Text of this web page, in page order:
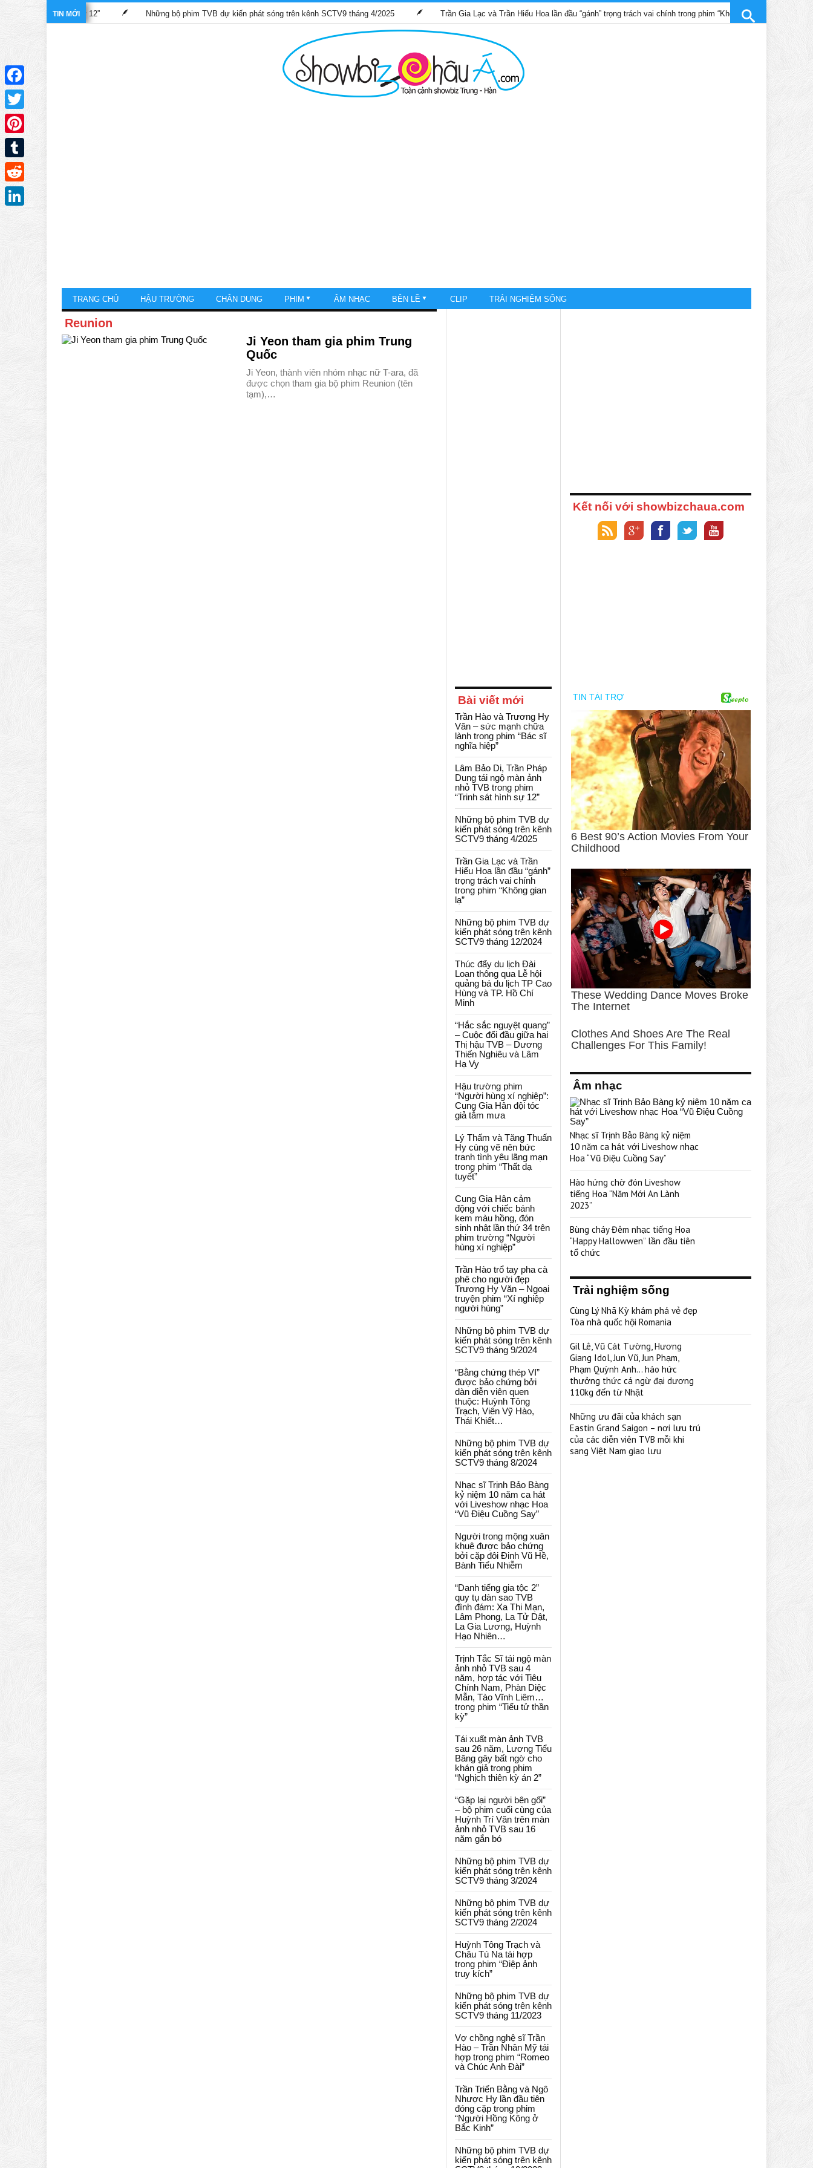
TIN MỚI
sát hình sự 12” Những bộ phim TVB dự kiến phát sóng trên kênh SCTV9 tháng 4/2025 Trần Gia Lạc và Trần Hiểu Hoa lần đầu “gánh” trọng trách vai chính trong phim “Không gian lạ”
TRANG CHỦ HẬU TRƯỜNG CHÂN DUNG PHIM ÂM NHẠC BÊN LỀ CLIP TRẢI NGHIỆM SỐNG
Reunion
Ji Yeon tham gia phim Trung
Quốc
Ji Yeon, thành viên nhóm nhạc nữ T-ara, đã
được chọn tham gia bộ phim Reunion (tên
tạm),…
Bài viết mới
Trần Hào và Trương Hy
Văn – sức mạnh chữa
lành trong phim “Bác sĩ
nghĩa hiệp”
Lâm Bảo Di, Trần Pháp
Dung tái ngộ màn ảnh
nhỏ TVB trong phim
“Trinh sát hình sự 12”
Những bộ phim TVB dự
kiến phát sóng trên kênh
SCTV9 tháng 4/2025
Trần Gia Lạc và Trần
Hiểu Hoa lần đầu “gánh”
trọng trách vai chính
trong phim “Không gian
lạ”
Những bộ phim TVB dự
kiến phát sóng trên kênh
SCTV9 tháng 12/2024
Thúc đẩy du lịch Đài
Loan thông qua Lễ hội
quảng bá du lịch TP Cao
Hùng và TP. Hồ Chí
Minh
“Hắc sắc nguyệt quang”
– Cuộc đối đầu giữa hai
Thị hậu TVB – Dương
Thiến Nghiêu và Lâm
Hạ Vy
Hậu trường phim
“Người hùng xí nghiệp”:
Cung Gia Hân đội tóc
giả tắm mưa
Lý Thấm và Tăng Thuấn
Hy cùng vẽ nên bức
tranh tình yêu lãng mạn
trong phim “Thất dạ
tuyết”
Cung Gia Hân cảm
động với chiếc bánh
kem màu hồng, đón
sinh nhật lần thứ 34 trên
phim trường “Người
hùng xí nghiệp”
Trần Hào trổ tay pha cà
phê cho người đẹp
Trương Hy Văn – Ngoại
truyện phim “Xí nghiệp
người hùng”
Những bộ phim TVB dự
kiến phát sóng trên kênh
SCTV9 tháng 9/2024
“Bằng chứng thép VI”
được bảo chứng bởi
dàn diễn viên quen
thuộc: Huỳnh Tông
Trạch, Viên Vỹ Hào,
Thái Khiết…
Những bộ phim TVB dự
kiến phát sóng trên kênh
SCTV9 tháng 8/2024
Nhạc sĩ Trịnh Bảo Bàng
kỷ niệm 10 năm ca hát
với Liveshow nhạc Hoa
“Vũ Điệu Cuồng Say”
Người trong mộng xuân
khuê được bảo chứng
bởi cặp đôi Đinh Vũ Hề,
Bành Tiểu Nhiễm
“Danh tiếng gia tộc 2”
quy tụ dàn sao TVB
đình đám: Xa Thi Mạn,
Lâm Phong, La Tử Dật,
La Gia Lương, Huỳnh
Hạo Nhiên…
Trịnh Tắc Sĩ tái ngộ màn
ảnh nhỏ TVB sau 4
năm, hợp tác với Tiêu
Chính Nam, Phàn Diệc
Mẫn, Tào Vĩnh Liêm…
trong phim “Tiểu tử thần
kỳ”
Tái xuất màn ảnh TVB
sau 26 năm, Lương Tiểu
Băng gây bất ngờ cho
khán giả trong phim
“Nghịch thiên kỳ án 2”
“Gặp lại người bên gối”
– bộ phim cuối cùng của
Huỳnh Trí Văn trên màn
ảnh nhỏ TVB sau 16
năm gắn bó
Những bộ phim TVB dự
kiến phát sóng trên kênh
SCTV9 tháng 3/2024
Những bộ phim TVB dự
kiến phát sóng trên kênh
SCTV9 tháng 2/2024
Huỳnh Tông Trạch và
Châu Tú Na tái hợp
trong phim “Điệp ảnh
truy kích”
Những bộ phim TVB dự
kiến phát sóng trên kênh
SCTV9 tháng 11/2023
Vợ chồng nghệ sĩ Trần
Hào – Trần Nhân Mỹ tái
hợp trong phim “Romeo
và Chúc Anh Đài”
Trần Triển Bằng và Ngô
Nhược Hy lần đầu tiên
đóng cặp trong phim
“Người Hồng Kông ở
Bắc Kinh”
Những bộ phim TVB dự
kiến phát sóng trên kênh
Kết nối với showbizchaua.com
Âm nhạc
Nhạc sĩ Trịnh Bảo Bàng kỷ niệm
10 năm ca hát với Liveshow nhạc
Hoa “Vũ Điệu Cuồng Say”
Hào hứng chờ đón Liveshow
tiếng Hoa “Năm Mới An Lành
2023”
Bùng cháy Đêm nhạc tiếng Hoa
“Happy Hallowwen” lần đầu tiên
tổ chức
Trải nghiệm sống
Cùng Lý Nhã Kỳ khám phá vẻ đẹp
Tòa nhà quốc hội Romania
Gil Lê, Vũ Cát Tường, Hương
Giang Idol, Jun Vũ, Jun Phạm,
Phạm Quỳnh Anh… háo hức
thưởng thức cá ngừ đại dương
110kg đến từ Nhật
Những ưu đãi của khách sạn
Eastin Grand Saigon – nơi lưu trú
của các diễn viên TVB mỗi khi
sang Việt Nam giao lưu
Facebook
Twitter
Pinterest
Tumblr
Reddit